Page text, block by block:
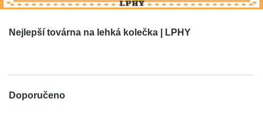
Nejlepší továrna na lehká kolečka | LPHY
Doporučeno